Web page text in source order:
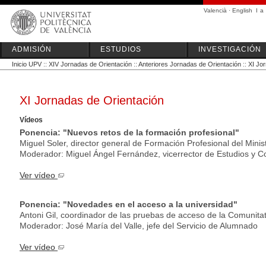
Valencià · English I a
ADMISIÓN ESTUDIOS INVESTIGACIÓN
Inicio UPV :: XIV Jornadas de Orientación :: Anteriores Jornadas de Orientación :: XI
XI Jornadas de Orientación
Vídeos
Ponencia: "Nuevos retos de la formación profesional"
Miguel Soler, director general de Formación Profesional del
Moderador: Miguel Ángel Fernández, vicerrector de Estudios y
Ver vídeo
Ponencia: "Novedades en el acceso a la universidad"
Antoni Gil, coordinador de las pruebas de acceso de la
Moderador: José María del Valle, jefe del Servicio de Alumnado
Ver vídeo